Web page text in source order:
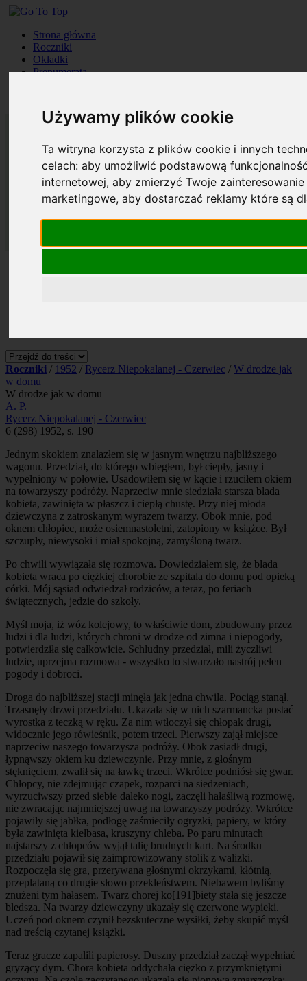
Używamy plików cookie
Ta witryna korzysta z plików cookie i innych
celach:aby umożliwić podstawową
internetowej,aby zmierzyć Twoje
marketingowe,aby dostarczać reklamy które są
Strona główna
Roczniki
Okładki
Prenumerata
Strona główna
Roczniki / 1952 / Rycerz Niepokalanej - Czerwiec / W drodze jak
w domu
W drodze jak w domu
A. P.
Rycerz Niepokalanej - Czerwiec
6 (298) 1952, s. 190
Jednym skokiem znalazłem się w jasnym wnętrzu najbliższego
wagonu. Przedział, do którego wbiegłem, był ciepły, jasny i
wypełniony w połowie. Usadowiłem się w kącie i rzuciłem okiem
na towarzyszy podróży. Naprzeciw mnie siedziała starsza blada
kobieta, zawinięta w płaszcz i ciepłą chustę. Przy niej młoda
dziewczyna z zatroskanym wyrazem twarzy. Obok mnie, pod
oknem chłopiec, może osiemnastoletni, zatopiony w książce. Był
szczupły, niewysoki i miał spokojną, zamyśloną twarz.
Po chwili wywiązała się rozmowa. Dowiedziałem się, że blada
kobieta wraca po ciężkiej chorobie ze szpitala do domu pod opieką
córki. Mój sąsiad odwiedzał rodziców, a teraz, po feriach
świątecznych, jedzie do szkoły.
Myśl moja, iż wóz kolejowy, to właściwie dom, zbudowany przez
ludzi i dla ludzi, których chroni w drodze od zimna i niepogody,
potwierdziła się całkowicie. Schludny przedział, mili życzliwi
ludzie, uprzejma rozmowa - wszystko to stwarzało nastrój pełen
pogody i dobroci.
Droga do najbliższej stacji minęła jak jedna chwila. Pociąg stanął.
Trzasnęły drzwi przedziału. Ukazała się w nich szarmancka postać
wyrostka z teczką w ręku. Za nim wtłoczył się chłopak drugi,
widocznie jego rówieśnik, potem trzeci. Pierwszy zajął miejsce
naprzeciw naszego towarzysza podróży. Obok zasiadł drugi,
łypnąwszy okiem ku dziewczynie. Przy mnie, z głośnym
stęknięciem, zwalił się na ławkę trzeci. Wkrótce podniósł się gwar.
Chłopcy, nie zdejmując czapek, rozparci na siedzeniach,
wyrzuciwszy przed siebie daleko nogi, zaczęli hałaśliwą rozmowę,
nie zwracając najmniejszej uwag na towarzyszy podróży. Wkrótce
pojawiły się jabłka, podłogę zaśmieciły ogryzki, papiery, w który
była zawinięta kiełbasa, kruszyny chleba. Po paru minutach
najstarszy z chłopców wyjął talię brudnych kart. Na środku
przedziału pojawił się zaimprowizowany stolik z walizki.
Rozpoczęła się gra, przerywana głośnymi okrzykami, kłótnią,
przeplataną co drugie słowo przekleństwem. Niebawem byliśmy
znużeni tym hałasem. Twarz chorej ko[191]biety stała się jeszcze
bledsza. Na twarzy dziewczyny ukazały się czerwone wypieki.
Uczeń pod oknem czynił bezskuteczne wysiłki, żeby skupić myśl
nad treścią czytanej książki.
Teraz gracze zapalili papierosy. Duszny przedział zaczął wypełniać
gryzący dym. Chora kobieta oddychała ciężko z przymkniętymi